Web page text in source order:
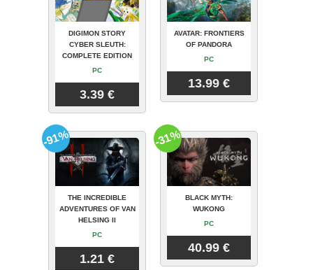
DIGIMON STORY
CYBER SLEUTH:
COMPLETE EDITION
PC
3.39 €
AVATAR: FRONTIERS
OF PANDORA
PC
13.99 €
THE INCREDIBLE
ADVENTURES OF VAN
HELSING II
PC
1.21 €
-91%
BLACK MYTH:
WUKONG
PC
40.99 €
-31%